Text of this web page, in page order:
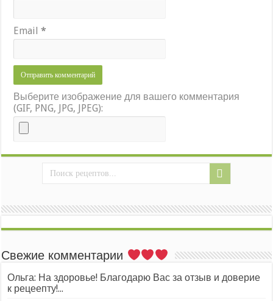
Email*
Выберите изображение для вашего комментария
(GIF, PNG, JPG, JPEG):
Свежие комментарии
Ольга: На здоровье! Благодарю Вас за отзыв и доверие
к рецеепту!...